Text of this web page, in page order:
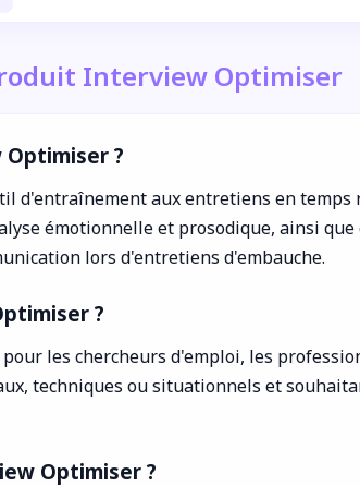
Interview Optimiser
?
d'entraînement aux entretiens en
émotionnelle et prosodique, ainsi
lors d'entretiens d'embauche.
?
les chercheurs d'emploi, les
techniques ou situationnels et
Optimiser ?